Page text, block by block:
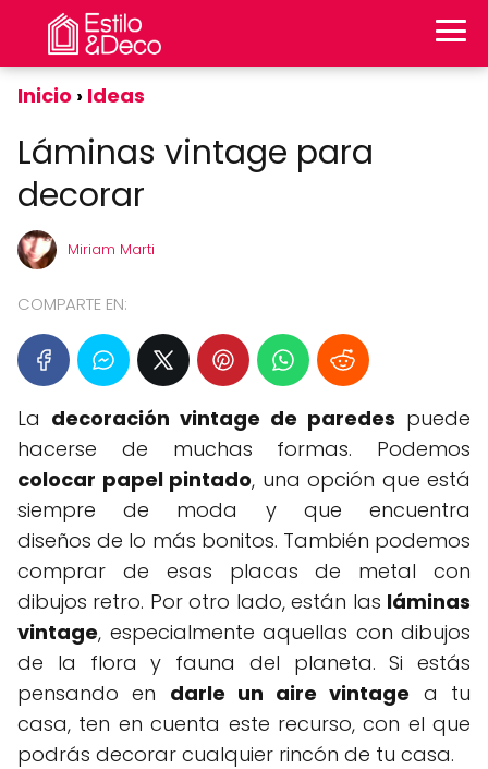
Inicio Ideas
Láminas vintage para
decorar
Miriam Marti
COMPARTE EN:
La decoración vintage de paredes puede
hacerse de muchas formas. Podemos
colocar papel pintado, una opción que está
siempre de moda y que encuentra
diseños de lo más bonitos. También podemos
comprar de esas placas de metal con
dibujos retro. Por otro lado, están las láminas
vintage, especialmente aquellas con dibujos
de la flora y fauna del planeta. Si estás
pensando en darle un aire vintage a tu
casa, ten en cuenta este recurso, con el que
podrás decorar cualquier rincón de tu casa.